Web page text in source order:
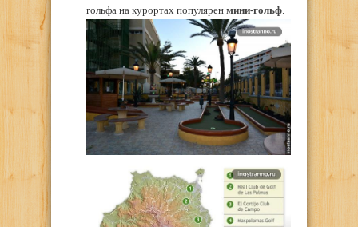
гольфа на курортах популярен мини-гольф.